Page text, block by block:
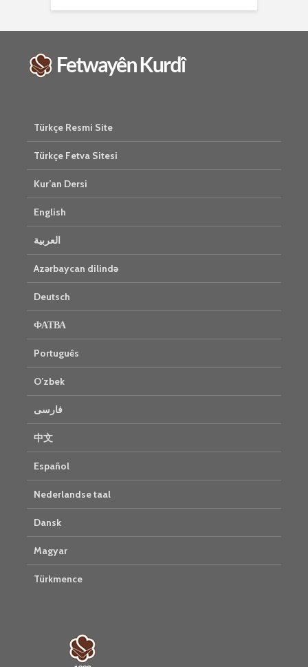
Türkçe Resmi Site
Türkçe Fetva Sitesi
Kur’an Dersi
English
العربية
Azərbaycan dilində
Deutsch
ФАТВА
Português
O’zbek
فارسی
中文
Español
Nederlandse taal
Dansk
Magyar
Türkmence